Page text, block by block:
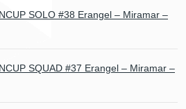
SOLO #38 Erangel – Miramar –
SQUAD #37 Erangel – Miramar –